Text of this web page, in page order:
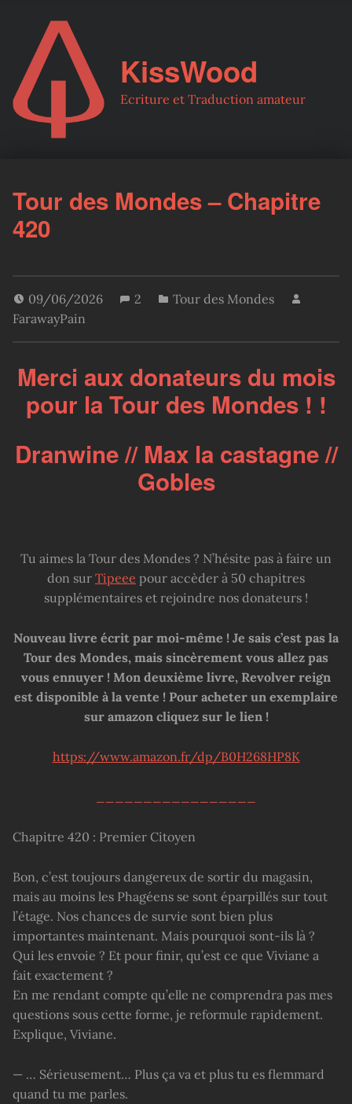
KissWood
Ecriture et Traduction amateur
Tour des Mondes – Chapitre
420
09/06/2026 2
Tour des Mondes
FarawayPain
Merci aux donateurs du mois
pour la Tour des Mondes ! !
Dranwine // Max la castagne //
Gobles
Tu aimes la Tour des Mondes ? N’hésite pas à faire un
don sur Tipeee pour accèder à 50 chapitres
supplémentaires et rejoindre nos donateurs !
Nouveau livre écrit par moi-même ! Je sais c’est pas la
Tour des Mondes, mais sincèrement vous allez pas
vous ennuyer ! Mon deuxième livre, Revolver reign
est disponible à la vente ! Pour acheter un exemplaire
sur amazon cliquez sur le lien !
https://www.amazon.fr/dp/B0H268HP8K
Chapitre 420 : Premier Citoyen
Bon, c’est toujours dangereux de sortir du magasin,
mais au moins les Phagéens se sont éparpillés sur tout
l’étage. Nos chances de survie sont bien plus
importantes maintenant. Mais pourquoi sont-ils là ?
Qui les envoie ? Et pour finir, qu’est ce que Viviane a
fait exactement ?
En me rendant compte qu’elle ne comprendra pas mes
questions sous cette forme, je reformule rapidement.
Explique, Viviane.
— … Sérieusement… Plus ça va et plus tu es flemmard
quand tu me parles.